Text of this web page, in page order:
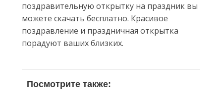
поздравительную открытку на праздник вы
можете скачать бесплатно. Красивое
поздравление и праздничная открытка
порадуют ваших близких.
Посмотрите также: